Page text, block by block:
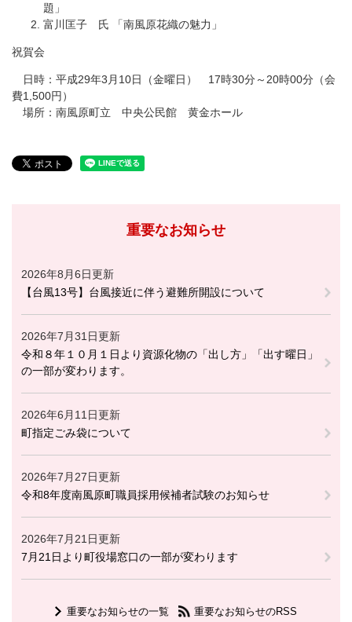
題」
富川匡子 氏 「南風原花織の魅力」
祝賀会
日時：平成29年3月10日（金曜日） 17時30分～20時00分（会
費1,500円）
場所：南風原町立 中央公民館 黄金ホール
重要なお知らせ
2026年8月6日更新
【台風13号】台風接近に伴う避難所開設について
2026年7月31日更新
令和８年１０月１日より資源化物の「出し方」「出す曜日」
の一部が変わります。
2026年6月11日更新
町指定ごみ袋について
2026年7月27日更新
令和8年度南風原町職員採用候補者試験のお知らせ
2026年7月21日更新
7月21日より町役場窓口の一部が変わります
重要なお知らせの一覧 重要なお知らせのRSS